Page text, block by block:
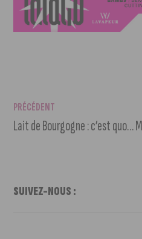
PRÉCÉDENT
Lait de Bourgogne : c’est quoi cette bouteille de lait ?
SUIVEZ-NOUS :